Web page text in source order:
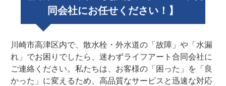
同会社にお任せください！】
川崎市高津区内で、散水栓・外水道の「故障」や「水漏
れ」でお困りでしたら、迷わずライフアート合同会社に
ご連絡ください。私たちは、お客様の「困った」を「良
かった」に変えるため、高品質なサービスと迅速な対応